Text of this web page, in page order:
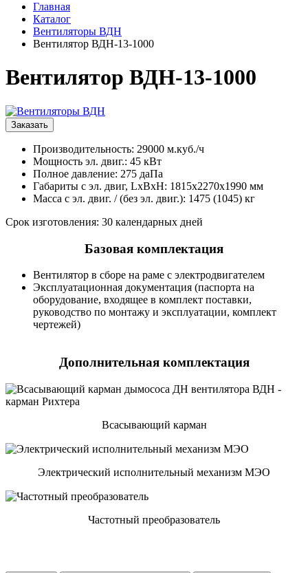
Главная
Каталог
Вентиляторы ВДН
Вентилятор ВДН-13-1000
Вентилятор ВДН-13-1000
Заказать
Производительность: 29000 м.куб./ч
Мощность эл. двиг.: 45 кВт
Полное давление: 275 даПа
Габариты с эл. двиг, LxBxH: 1815х2270х1990 мм
Масса с эл. двиг. / (без эл. двиг.): 1475 (1045) кг
Срок изготовления: 30 календарных дней
Базовая комплектация
Вентилятор в сборе на раме с электродвигателем
Эксплуатационная документация (паспорта на
оборудование, входящее в комплект поставки,
руководство по монтажу и эксплуатации, комплект
чертежей)
Дополнительная комплектация
Всасывающий карман
Электрический исполнительный механизм МЭО
Частотный преобразователь